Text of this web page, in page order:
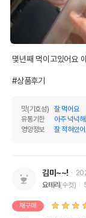
몇년째 먹이고있어요
#상품후기
맛(기호성)
잘 먹어요
유통기한
아주 넉넉
영양정보
잘 적혀있
김미~~!
요테리 (수컷)
재구매